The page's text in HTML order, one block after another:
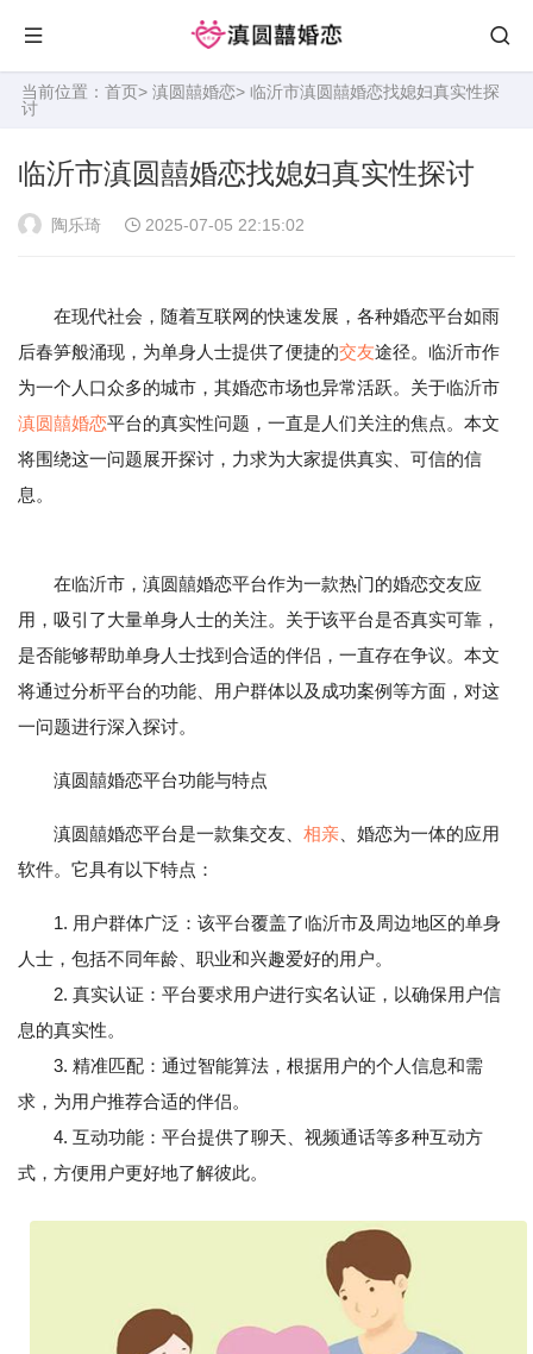
当前位置： 首页> 滇圆囍婚恋> 临沂市滇圆囍婚恋找媳妇真实性探
讨
临沂市滇圆囍婚恋找媳妇真实性探讨
陶乐琦 2025-07-05 22:15:02
在现代社会，随着互联网的快速发展，各种婚恋平台如雨
后春笋般涌现，为单身人士提供了便捷的交友途径。临沂市作
为一个人口众多的城市，其婚恋市场也异常活跃。关于临沂市
滇圆囍婚恋平台的真实性问题，一直是人们关注的焦点。本文
将围绕这一问题展开探讨，力求为大家提供真实、可信的信
息。
在临沂市，滇圆囍婚恋平台作为一款热门的婚恋交友应
用，吸引了大量单身人士的关注。关于该平台是否真实可靠，
是否能够帮助单身人士找到合适的伴侣，一直存在争议。本文
将通过分析平台的功能、用户群体以及成功案例等方面，对这
一问题进行深入探讨。
滇圆囍婚恋平台功能与特点
滇圆囍婚恋平台是一款集交友、 相亲 、婚恋为一体的应用
软件。它具有以下特点：
1. 用户群体广泛：该平台覆盖了临沂市及周边地区的单身
人士，包括不同年龄、职业和兴趣爱好的用户。
2. 真实认证：平台要求用户进行实名认证，以确保用户信
息的真实性。
3. 精准匹配：通过智能算法，根据用户的个人信息和需
求，为用户推荐合适的伴侣。
4. 互动功能：平台提供了聊天、视频通话等多种互动方
式，方便用户更好地了解彼此。